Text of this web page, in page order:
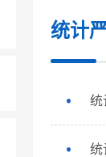
统计
统
统